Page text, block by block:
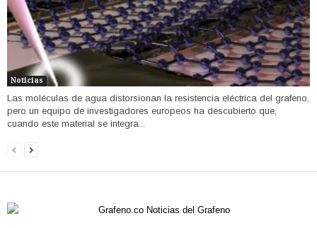
Noticias
Las moléculas de agua distorsionan la resistencia eléctrica del grafeno,
pero un equipo de investigadores europeos ha descubierto que,
cuando este material se integra...